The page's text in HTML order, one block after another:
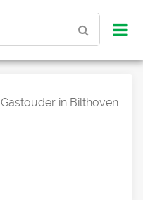
Gastouder in Bilthoven